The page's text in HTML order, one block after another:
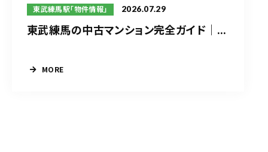
東武練馬駅「物件情報」 2026.07.29
東武練馬の中古マンション完全ガイド｜...
MORE